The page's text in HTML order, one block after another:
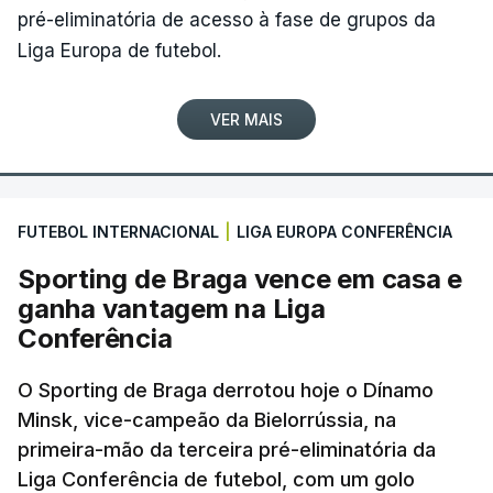
tempo de controlo.
pré-eliminatória de acesso à fase de grupos da
Liga Europa de futebol.
VER MAIS
FUTEBOL INTERNACIONAL LIGA EUROPA CONFERÊNCIA
Sporting de Braga vence em casa e
ganha vantagem na Liga
Conferência
O Sporting de Braga derrotou hoje o Dínamo
Minsk, vice-campeão da Bielorrússia, na
primeira-mão da terceira pré-eliminatória da
Liga Conferência de futebol, com um golo